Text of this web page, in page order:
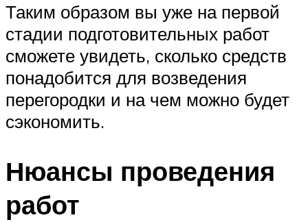
Таким образом вы уже на первой
стадии подготовительных работ
сможете увидеть, сколько средств
понадобится для возведения
перегородки и на чем можно будет
сэкономить.
Нюансы проведения
работ